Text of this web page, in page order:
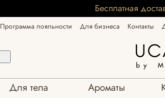
Бесплатная
Программа лояльности Для бизнеса Контакты
Для тела Ароматы